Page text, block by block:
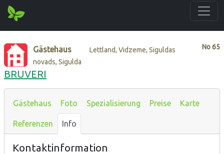
No65
Gästehaus
Lettland, Vidzeme, Siguldas
novads, Sigulda
BRUVERI
Gästehaus Foto Spezialisierung Preise Karte
Referenzen Info
Kontaktinformation